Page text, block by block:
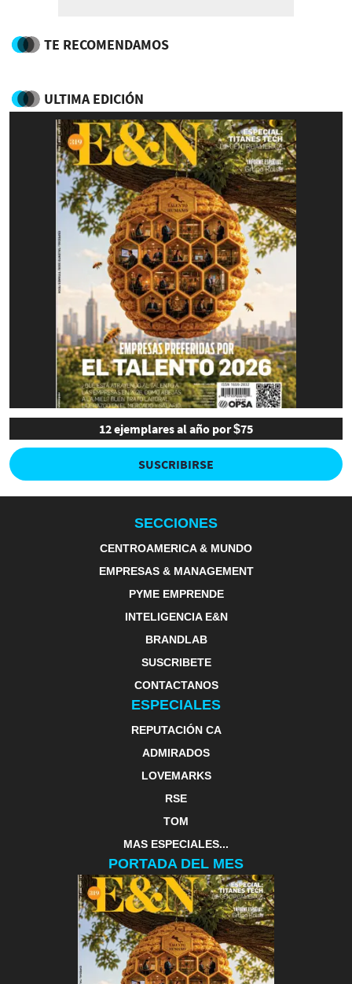
TE RECOMENDAMOS
ULTIMA EDICIÓN
12 ejemplares al año por $75
SUSCRIBIRSE
SECCIONES
CENTROAMERICA & MUNDO
EMPRESAS & MANAGEMENT
PYME EMPRENDE
INTELIGENCIA E&N
BRANDLAB
SUSCRIBETE
CONTACTANOS
ESPECIALES
REPUTACIÓN CA
ADMIRADOS
LOVEMARKS
RSE
TOM
MAS ESPECIALES...
PORTADA DEL MES